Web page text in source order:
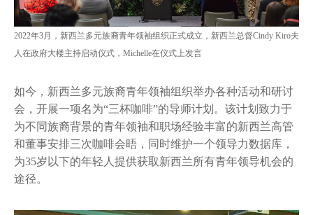
2022年3月，新西兰多元族裔青年领袖组织正式成立，新西兰总督Cindy Kiro夫
人在政府大楼主持启动仪式，Michelle在仪式上发言
如今，新西兰多元族裔青年领袖组织举办各种活动和研讨
会，开展一项名为“三杯咖啡”的导师计划。该计划致力于
为不同族裔背景的青年领袖和职场经验丰富的新西兰高管
和董事安排三次咖啡会晤，同时维护一个领导力数据库，
为35岁以下的年轻人提供获取新西兰所有青年领导机会的
途径。